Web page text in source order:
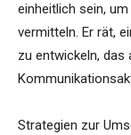
einheitlich sein,
vermitteln. Er rät,
zu entwickeln, das
Strategien zur